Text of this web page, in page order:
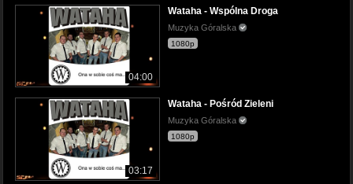
04:00
Wataha - Wspólna Droga
Muzyka Góralska
1080p
03:17
Wataha - Pośród Zieleni
Muzyka Góralska
1080p